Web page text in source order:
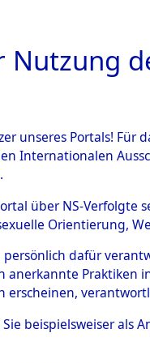
Listen von
→0036
unseres Portals!
Internationalen
über NS-
Orientierung,
persönlich dafür
Praktiken
erscheinen,
Sie beispielsweiser